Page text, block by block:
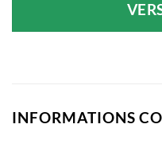
INFORMATIONS